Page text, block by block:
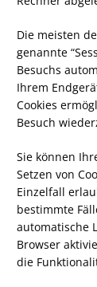
Die meisten
genannte
Besuchs
Ihrem
Cookies
Besuch
Sie können
Setzen von
Einzelfall
bestimmte
automatische
Browser
die